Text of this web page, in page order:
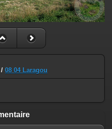
/ 08 04 Laragou